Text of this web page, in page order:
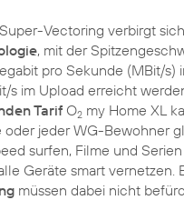
Vectoring verbirgt
, mit der
pro Sekunde (MBit/s)
s im Upload erreicht
Tarif O2 my Home XL
oder jeder WG-Bewohner
surfen, Filme und
Geräte smart vernetzen.
müssen dabei nicht